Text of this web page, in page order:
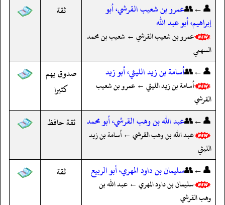
👤←👥عمرو بن شعيب القرشي، أبو
إبراهيم، أبو عبد الله
عمرو بن شعيب القرشي ← شعيب بن محمد
السهمي
ثقة
👤←👥أسامة بن زيد الليثي، أبو زيد
أسامة بن زيد الليثي ← عمرو بن شعيب
القرشي
صدوق يهم
كثيرا
👤←👥عبد الله بن وهب القرشي، أبو محمد
عبد الله بن وهب القرشي ← أسامة بن زيد
الليثي
ثقة حافظ
👤←👥سليمان بن داود المهري، أبو الربيع
سليمان بن داود المهري ← عبد الله بن
وهب القرشي
ثقة